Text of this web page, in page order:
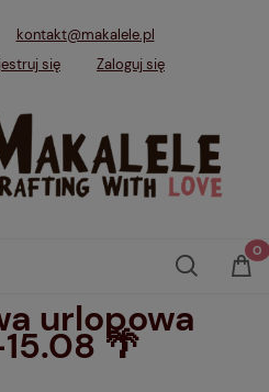
kontakt@makalele.pl
się Zaloguj się
urlopowa
🌴